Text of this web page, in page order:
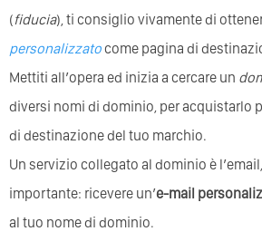
(fiducia), ti consiglio vivamente di
personalizzatocome pagina di
Mettiti all’opera ed inizia a cercare un
diversi nomi di dominio, per acquistarlo
di destinazione del tuo marchio.
Un servizio collegato al dominio è
importante: ricevere un’e-mail
al tuo nome di dominio.